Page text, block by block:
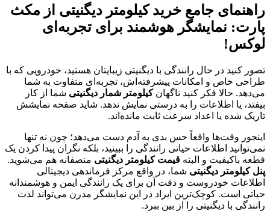
راهنمای جامع خرید کیلومتر دیگنیتی از مکث
پارت: نمایشگر هوشمند برای تجربه‌ای
لوکس!
تصور کنید در حال رانندگی با دیگنیتی زیبایتان هستید، خودرویی که با
طراحی خاص و امکانات پیشرفته‌اش، تجربه‌ای متفاوت به شما
می‌دهد. حالا فکر کنید ناگهانکیلومتر شمار دیگنیتی شما از کار
بیفتد، یا اطلاعات را به درستی نمایش ندهد. شاید صفحه نمایشش
تاریک شده یا اعداد سرعت ثابت مانده‌اند.
اینجور وقت‌ها واقعاً حس بدی به آدم دست می‌دهد؛ چون نه تنها
نمی‌توانید اطلاعات حیاتی رانندگی را ببینید، بلکه نگران پیدا کردن یک
قطعه باکیفیت و البته قیمت کیلومتر دیگنیتی منصفانه هم می‌شوید.
پنل کیلومتر دیگنیتی شما، در واقع مرکز فرماندهی دیجیتالی
اطلاعات خودروست و دقت آن برای یک رانندگی ایمن و هوشمندانه
حیاتی است. کوچک‌ترین ایراد در این نمایشگر مدرن می‌تواند لذت
رانندگی با دیگنیتی را از بین ببرد.